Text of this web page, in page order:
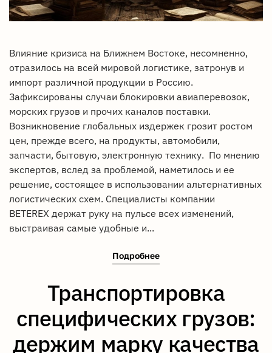
Влияние кризиса на Ближнем Востоке, несомненно,
отразилось на всей мировой логистике, затронув и
импорт различной продукции в Россию.
Зафиксированы случаи блокировки авиаперевозок,
морских грузов и прочих каналов поставки.
Возникновение глобальных издержек грозит ростом
цен, прежде всего, на продукты, автомобили,
запчасти, бытовую, электронную технику. По мнению
экспертов, вслед за проблемой, наметилось и ее
решение, состоящее в использовании альтернативных
логистических схем. Специалисты компании
BETEREX держат руку на пульсе всех изменений,
выстраивая самые удобные и...
Подробнее
Транспортировка
специфических грузов:
держим марку качества